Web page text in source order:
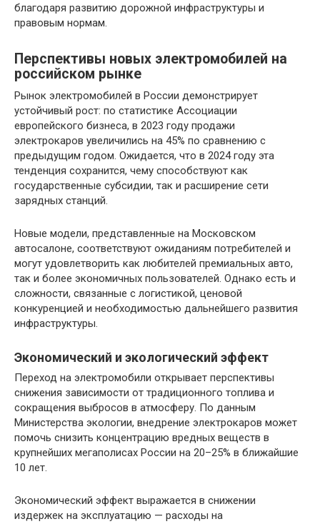
благодаря развитию дорожной инфраструктуры и
правовым нормам.
Перспективы новых электромобилей на
российском рынке
Рынок электромобилей в России демонстрирует
устойчивый рост: по статистике Ассоциации
европейского бизнеса, в 2023 году продажи
электрокаров увеличились на 45% по сравнению с
предыдущим годом. Ожидается, что в 2024 году эта
тенденция сохранится, чему способствуют как
государственные субсидии, так и расширение сети
зарядных станций.
Новые модели, представленные на Московском
автосалоне, соответствуют ожиданиям потребителей и
могут удовлетворить как любителей премиальных авто,
так и более экономичных пользователей. Однако есть и
сложности, связанные с логистикой, ценовой
конкуренцией и необходимостью дальнейшего развития
инфраструктуры.
Экономический и экологический эффект
Переход на электромобили открывает перспективы
снижения зависимости от традиционного топлива и
сокращения выбросов в атмосферу. По данным
Министерства экологии, внедрение электрокаров может
помочь снизить концентрацию вредных веществ в
крупнейших мегаполисах России на 20–25% в ближайшие
10 лет.
Экономический эффект выражается в снижении
издержек на эксплуатацию — расходы на